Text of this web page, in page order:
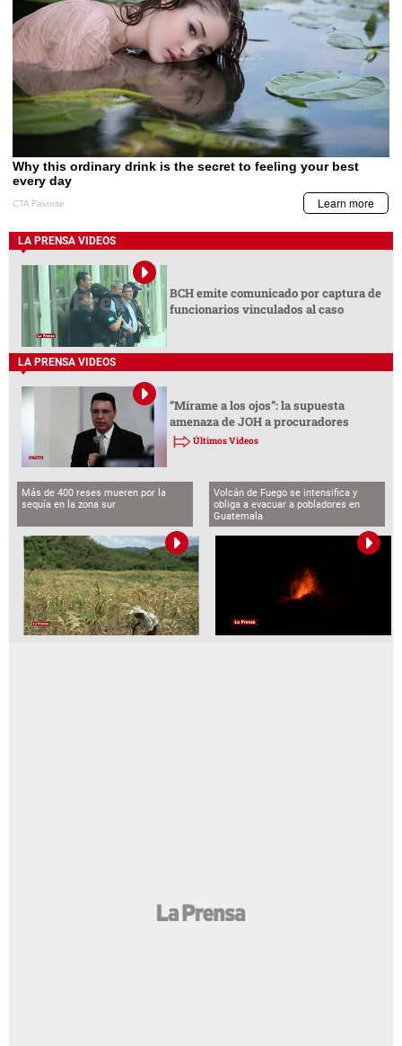
LA PRENSA VIDEOS
BCH emite comunicado por captura de
funcionarios vinculados al caso
LA PRENSA VIDEOS
“Mírame a los ojos”: la supuesta
amenaza de JOH a procuradores
Últimos Videos
Más de 400 reses mueren por la
sequía en la zona sur
Volcán de Fuego se intensifica y
obliga a evacuar a pobladores en
Guatemala